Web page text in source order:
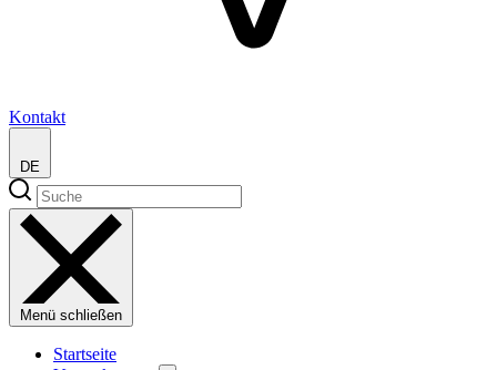
Kontakt
DE
Menü schließen
Startseite